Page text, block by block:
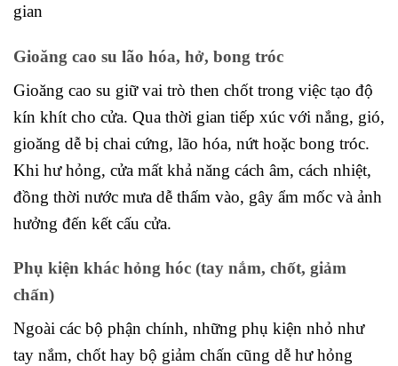
gian
Gioăng cao su lão hóa, hở, bong tróc
Gioăng cao su giữ vai trò then chốt trong việc tạo độ
kín khít cho cửa. Qua thời gian tiếp xúc với nắng, gió,
gioăng dễ bị chai cứng, lão hóa, nứt hoặc bong tróc.
Khi hư hỏng, cửa mất khả năng cách âm, cách nhiệt,
đồng thời nước mưa dễ thấm vào, gây ẩm mốc và ảnh
hưởng đến kết cấu cửa.
Phụ kiện khác hỏng hóc (tay nắm, chốt, giảm
chấn)
Ngoài các bộ phận chính, những phụ kiện nhỏ như
tay nắm, chốt hay bộ giảm chấn cũng dễ hư hỏng